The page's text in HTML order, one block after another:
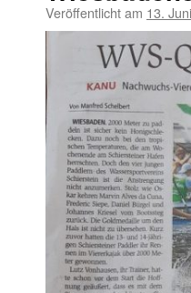
Veröffentlicht am 13.